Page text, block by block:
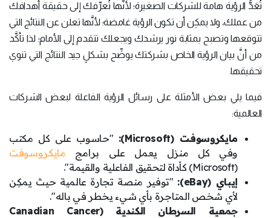
تُعَدُّ الرؤية هامة للشركات الصغيرة؛ لأنَّها تُعرِّفك إلى حقيقة أهدافك
من عملك، ولا يمكِن أن تكون الرؤية غامضة؛ لأنَّها تعلن عن النتائج التي
تتوقعها وتصبح بمثابة نور يرشدك ويجعلك تتقدم إلى الأمام؛ لذا تأكَّد
من أنَّ بيان الرؤية الخاص بشركتك يوضِّح بشكلٍ جيد النتائج التي تنوي
تحقيقها.
فيما يلي بعض الأمثلة على رسائل الرؤية الفاعلة لبعض الشركات
العالمية:
مايكروسوفت (Microsoft):
"حاسوب على كل مكتب
وفي كل منزل يعمل على برامج مايكروسوفت
(Microsoft) كأداة لتحقيق الفاعلية والقيمة".
إيباي (eBay):
"توفير منصة تجارة عالمية حيث يمكِن
لأي شخص المتاجرة بأي شيء يخطر في باله".
جمعية السرطان الكندية (Canadian Cancer